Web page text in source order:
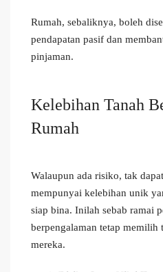
Rumah, sebaliknya, boleh
pendapatan pasif dan
pinjaman.
Kelebihan Tanah
Rumah
Walaupun ada risiko, tak
mempunyai kelebihan unik
siap bina. Inilah sebab ramai
berpengalaman tetap memilih
mereka.